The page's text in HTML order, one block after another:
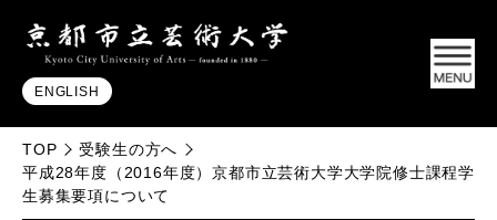
ENGLISH
TOP
受験生の方へ
平成28年度（2016年度）京都市立芸術大学大学院修士課程学
生募集要項について